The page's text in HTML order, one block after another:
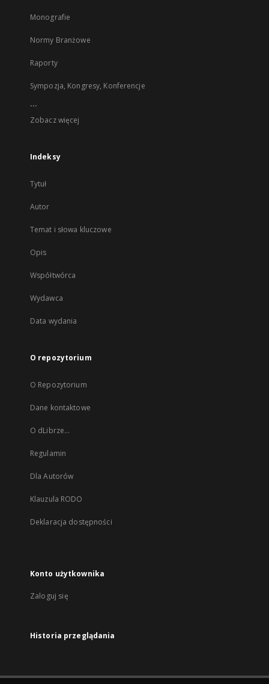
Monografie
Normy Branżowe
Raporty
Sympozja, Kongresy, Konferencje
...
Zobacz więcej
Indeksy
Tytuł
Autor
Temat i słowa kluczowe
Opis
Współtwórca
Wydawca
Data wydania
O repozytorium
O Repozytorium
Dane kontaktowe
O dLibrze...
Regulamin
Dla Autorów
Klauzula RODO
Deklaracja dostępności
Konto użytkownika
Zaloguj się
Historia przeglądania